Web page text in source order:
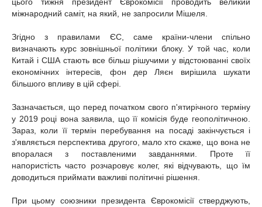
цього тижня президент Єврокомісії проводить великий
міжнародний саміт, на який, не запросили Мішеля.
Згідно з правилами ЄС, саме країни-члени спільно
визначають курс зовнішньої політики блоку. У той час, коли
Китай і США стають все більш рішучими у відстоюванні своїх
економічних інтересів, фон дер Ляєн вирішила шукати
більшого впливу в цій сфері.
Зазначається, що перед початком свого п'ятирічного терміну
у 2019 році вона заявила, що її комісія буде геополітичною.
Зараз, коли її термін перебування на посаді закінчується і
з'являється перспектива другого, мало хто скаже, що вона не
впоралася з поставленими завданнями. Проте її
напористість часто розчаровує колег, які відчувають, що їм
доводиться приймати важливі політичні рішення.
При цьому союзники президента Єврокомісії стверджують,